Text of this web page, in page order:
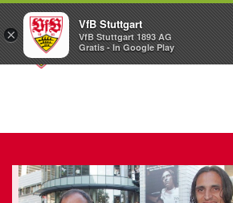
×
VfB Stuttgart
VfB Stuttgart 1893 AG
Gratis - In Google Play